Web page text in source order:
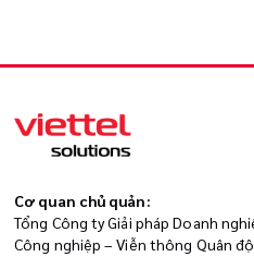
Cơ quan chủ quản:
Tổng Công ty Giải pháp Doanh
Công nghiệp – Viễn thông Quân